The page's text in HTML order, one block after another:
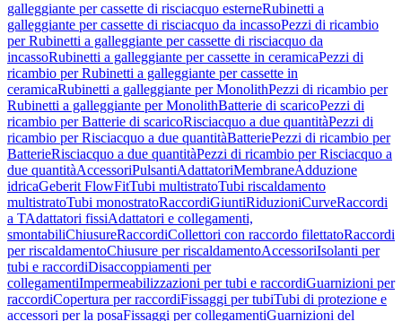
galleggiante per cassette di risciacquo esterneRubinetti a
galleggiante per cassette di risciacquo da incassoPezzi di ricambio
per Rubinetti a galleggiante per cassette di risciacquo da
incassoRubinetti a galleggiante per cassette in ceramicaPezzi di
ricambio per Rubinetti a galleggiante per cassette in
ceramicaRubinetti a galleggiante per MonolithPezzi di ricambio per
Rubinetti a galleggiante per MonolithBatterie di scaricoPezzi di
ricambio per Batterie di scaricoRisciacquo a due quantitàPezzi di
ricambio per Risciacquo a due quantitàBatteriePezzi di ricambio per
BatterieRisciacquo a due quantitàPezzi di ricambio per Risciacquo a
due quantitàAccessoriPulsantiAdattatoriMembraneAdduzione
idricaGeberit FlowFitTubi multistratoTubi riscaldamento
multistratoTubi monostratoRaccordiGiuntiRiduzioniCurveRaccordi
a TAdattatori fissiAdattatori e collegamenti,
smontabiliChiusureRaccordiCollettori con raccordo filettatoRaccordi
per riscaldamentoChiusure per riscaldamentoAccessoriIsolanti per
tubi e raccordiDisaccoppiamenti per
collegamentiImpermeabilizzazioni per tubi e raccordiGuarnizioni per
raccordiCopertura per raccordiFissaggi per tubiTubi di protezione e
accessori per la posaFissaggi per collegamentiGuarnizioni del